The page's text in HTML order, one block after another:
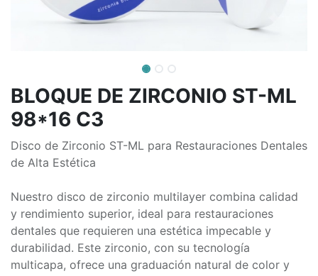
BLOQUE DE ZIRCONIO ST-ML
98*16 C3
Disco de Zirconio ST-ML para Restauraciones Dentales
de Alta Estética
Nuestro disco de zirconio multilayer combina calidad
y rendimiento superior, ideal para restauraciones
dentales que requieren una estética impecable y
durabilidad. Este zirconio, con su tecnología
multicapa, ofrece una graduación natural de color y